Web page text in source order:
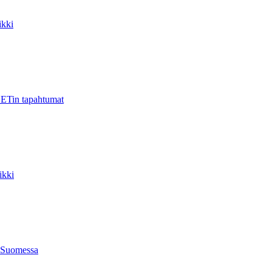
tapahtumat